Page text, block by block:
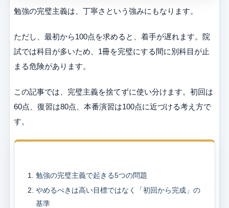
勉強の完璧主義は、丁寧さという強みにもなります。
ただし、最初から100点を求めると、着手が遅れます。院
試では科目が多いため、1冊を完璧にする間に別科目が止
まる危険があります。
この記事では、完璧主義を捨てずに使い分けます。初回は
60点、復習は80点、本番演習は100点に近づける考え方で
す。
勉強の完璧主義で起きる5つの問題
やめるべきは高い目標ではなく「初回から完成」の
基準